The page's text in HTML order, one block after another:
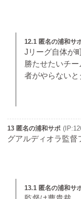
12.1 匿名の浦和サ
Jリーグ自体が
勝たせたいチ
者がやらないと
13 匿名の浦和サポ
グアルディオラ監督
13.1 匿名の浦和サ